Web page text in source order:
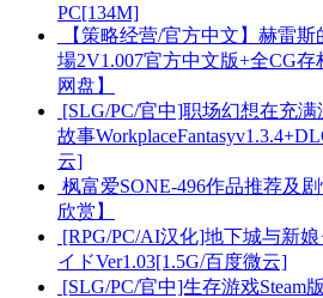
PC[134M]
【策略经营/官方中文】赫雷
場2V1.007官方中文版+全CG
网盘】
[SLG/PC/官中]职场幻想在充
故事
云]
枫富爱SONE-496作品推荐及
欣赏】
[RPG/PC/AI汉化]地下城与新
イドVer1.03[1.5G/百度微云]
[SLG/PC/官中]生存游戏Steam